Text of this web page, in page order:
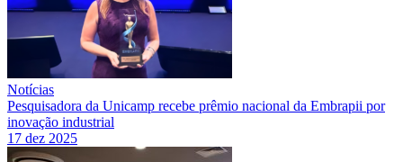
Notícias
Pesquisadora da Unicamp recebe prêmio nacional da Embrapii por
inovação industrial
17 dez 2025